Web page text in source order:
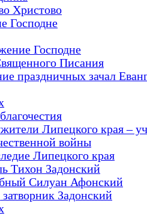
Христово
Господне
Господне
Писания
праздничных зачал
Липецкого края –
войны
Липецкого края
Тихон Задонский
Силуан Афонский
Задонский